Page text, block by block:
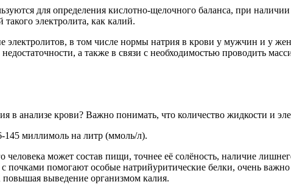
для определения кислотно-щелочного баланса, при
такого электролита, как калий.
электролитов, в том числе нормы натрия в крови у мужчин и у
а также в связи с необходимостью проводить
в анализе крови? Важно понимать, что количество жидкости и
145 миллимоль на литр (ммоль/л).
человека может состав пищи, точнее её солёность, наличие
почками помогают особые натрийуритические белки, очень
выведение организмом калия.